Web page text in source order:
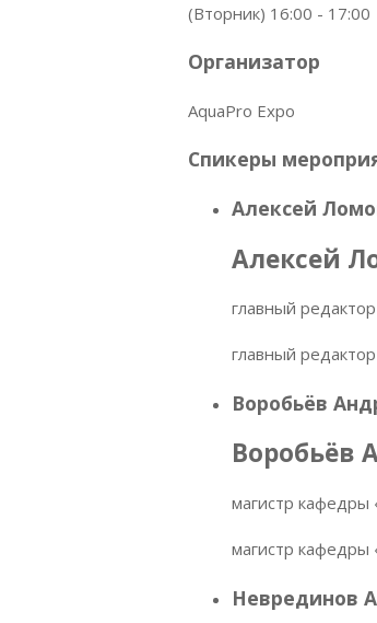
(Вторник) 16:00 - 17:00
Организатор
AquaPro Expo
Спикеры
Алексей
Алексей
главный
главный
Воробьёв
Воробьёв
магистр
магистр
Неврединов